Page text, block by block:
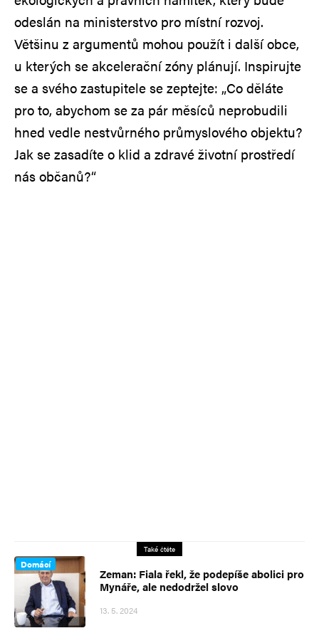
odeslán na ministerstvo pro místní rozvoj.
Většinu z argumentů mohou použít i další obce,
u kterých se akcelerační zóny plánují. Inspirujte
se a svého zastupitele se zeptejte: „Co děláte
pro to, abychom se za pár měsíců neprobudili
hned vedle nestvůrného průmyslového objektu?
Jak se zasadíte o klid a zdravé životní prostředí
nás občanů?“
Také čtěte
Domácí
Zeman: Fiala řekl, že podepíše abolici pro
Mynáře, ale nedodržel slovo
13. 5. 2024